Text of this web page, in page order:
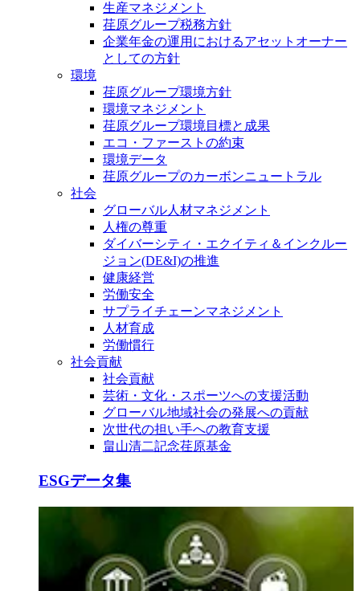
生産マネジメント
荏原グループ税務方針
企業年金の運用におけるアセットオーナー
としての方針
環境
荏原グループ環境方針
環境マネジメント
荏原グループ環境目標と成果
エコ・ファーストの約束
環境データ
荏原グループのカーボンニュートラル
社会
グローバル人材マネジメント
人権の尊重
ダイバーシティ・エクイティ＆インクルー
ジョン(DE&I)の推進
健康経営
労働安全
サプライチェーンマネジメント
人材育成
労働慣行
社会貢献
社会貢献
芸術・文化・スポーツへの支援活動
グローバル地域社会の発展への貢献
次世代の担い手への教育支援
畠山清二記念荏原基金
ESGデータ集